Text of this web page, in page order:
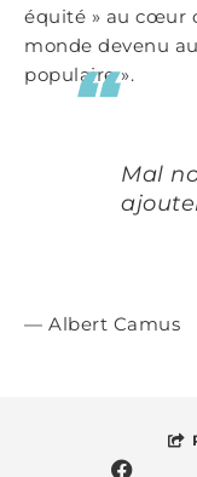
équité » au cœur
monde devenu
populaire ».
Mal
— Albert Camus